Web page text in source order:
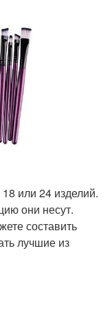
или 24 изделий.
они несут.
составить
лучшие из